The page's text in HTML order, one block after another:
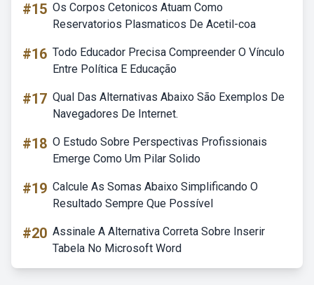
#15 Os Corpos Cetonicos Atuam Como
Reservatorios Plasmaticos De Acetil-coa
#16 Todo Educador Precisa Compreender O Vínculo
Entre Política E Educação
#17 Qual Das Alternativas Abaixo São Exemplos De
Navegadores De Internet.
#18 O Estudo Sobre Perspectivas Profissionais
Emerge Como Um Pilar Solido
#19 Calcule As Somas Abaixo Simplificando O
Resultado Sempre Que Possível
#20 Assinale A Alternativa Correta Sobre Inserir
Tabela No Microsoft Word